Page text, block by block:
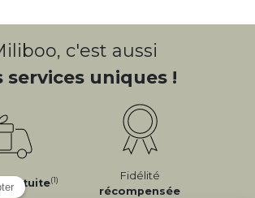
c'est aussi
services uniques !
Gratuite(1)
Fidélité
récompensée